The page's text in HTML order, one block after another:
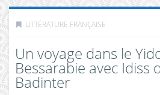
LITTÉRATURE FRANÇAISE
Un voyage dans le
Bessarabie avec Idiss
Badinter